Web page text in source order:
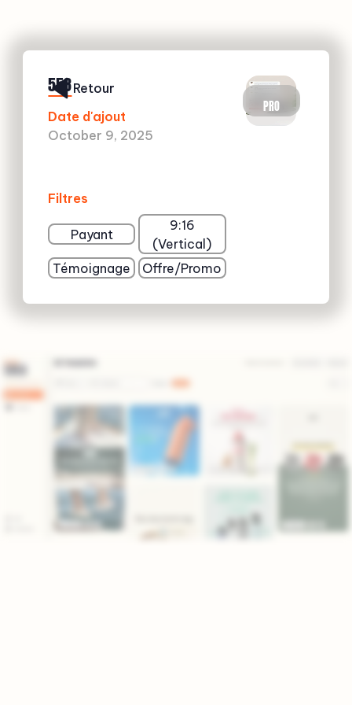
558
Date d'ajout
October 9, 2025
Filtres
Payant
9:16
(Vertical)
Témoignage
Offre/Promo
PRO
Retour